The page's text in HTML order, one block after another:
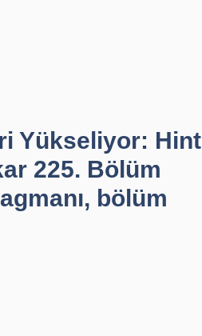
Yükseliyor: Hint
225. Bölüm
bölüm